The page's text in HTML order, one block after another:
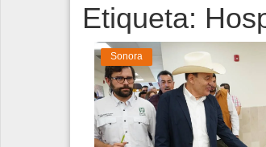
Edición Impresa
Etiqueta:
Sonora